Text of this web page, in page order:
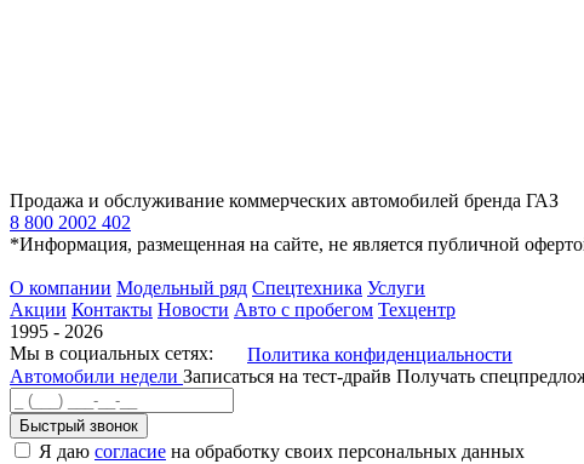
Продажа и обслуживание коммерческих автомобилей бренда ГАЗ
8 800 2002 402
*Информация, размещенная на сайте, не является публичной
О компании Модельный ряд Спецтехника Услуги
Акции Контакты Новости Авто с пробегом Техцентр
1995 - 2026
Мы в социальных сетях:
Политика конфиденциальности
Автомобили недели Записаться на тест-драйв Получать
Быстрый звонок
Я даю согласие на обработку своих персональных данных